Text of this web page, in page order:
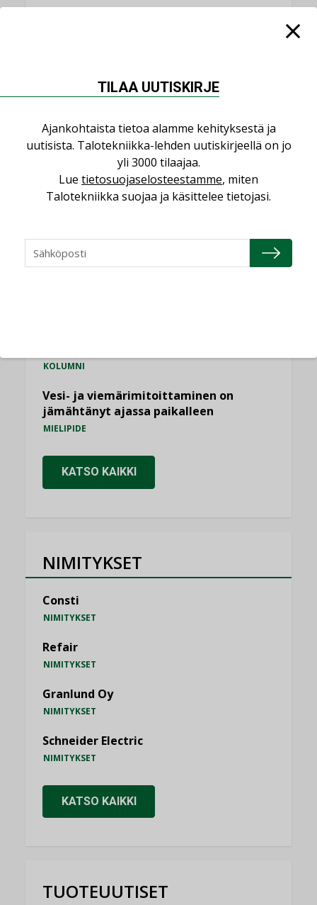
NÄKÖKULMIA
Puheista tekoihin – uusin teknologia
käyttöön kiinteistöissä
KOLUMNI
KOLUMNI
Yli miljoona kotia on vailla toimivaa
KOLUMNI
Vesi- ja viemärimitoittaminen on
jämähtänyt ajassa paikalleen
MIELIPIDE
KATSO KAIKKI
NIMITYKSET
Consti
NIMITYKSET
Refair
NIMITYKSET
Granlund Oy
NIMITYKSET
Schneider Electric
NIMITYKSET
KATSO KAIKKI
TUOTEUUTISET
TILAA UUTISKIRJE
Ajankohtaista tietoa alamme kehityksestä ja
uutisista. Talotekniikka-lehden uutiskirjeellä on jo
yli 3000 tilaajaa.
Lue tietosuojaselosteestamme, miten
Talotekniikka suojaa ja käsittelee tietojasi.